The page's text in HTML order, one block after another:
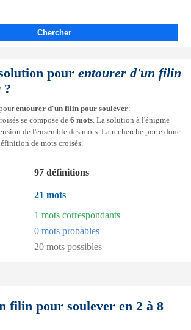
Chercher
pour entourer d'un filin
?
entourer d'un filin pour soulever:
se compose de 6 mots. La solution à l'énigme
de l'ensemble des mots. La recherche porte donc
de mots croisés.
97 définitions
21 mots
1 mots correspondants
0 mots probables
20 mots possibles
filin pour soulever en 2 à 8